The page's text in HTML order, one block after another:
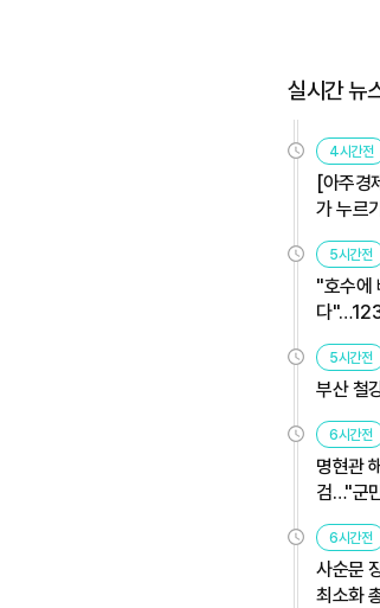
실시간 뉴
4시간전
[아주경
가 누르
外
5시간전
"호수에
다
5시간전
부산 철
6시간전
명현관
검…"군
6시간전
사순문
최소화